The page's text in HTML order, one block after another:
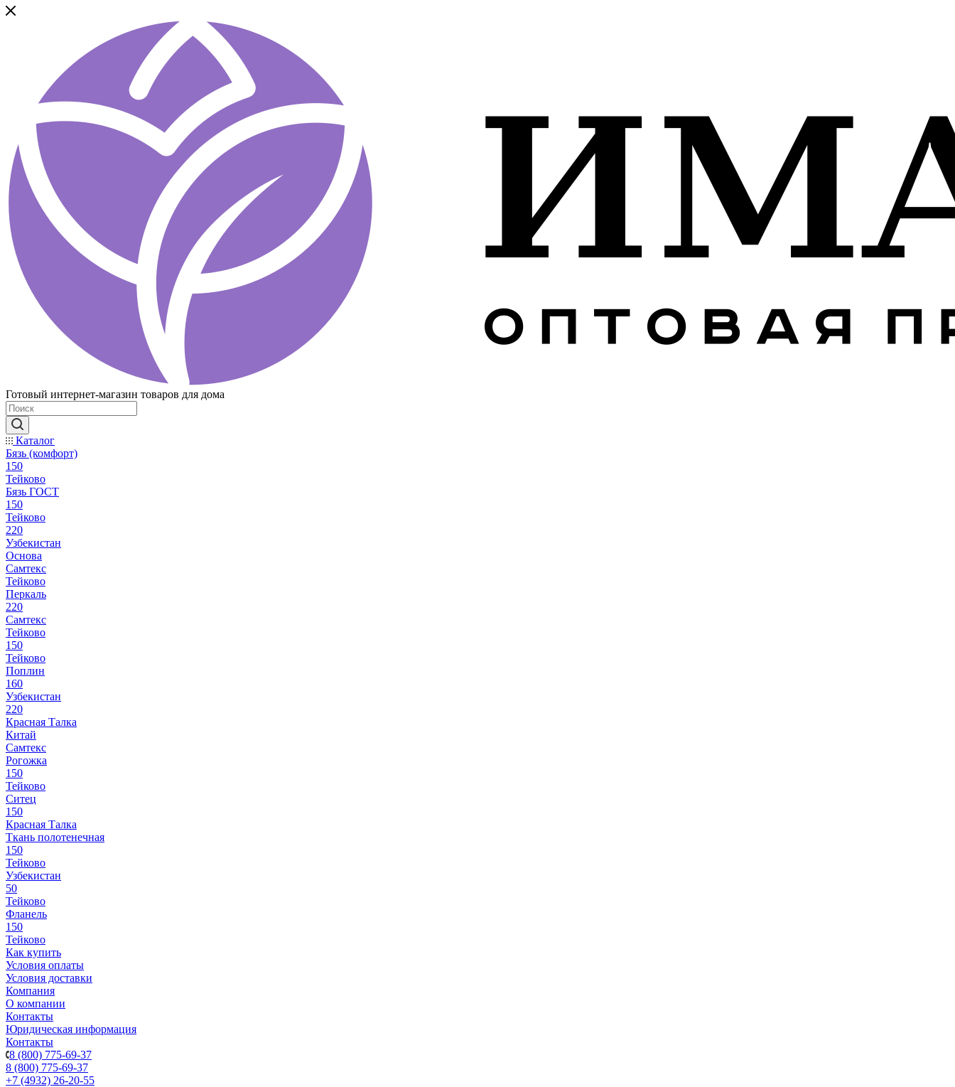
Готовый интернет-магазин товаров для дома
Каталог
Бязь (комфорт)
150
Тейково
Бязь ГОСТ
150
Тейково
220
Узбекистан
Основа
Самтекс
Тейково
Перкаль
220
Самтекс
Тейково
150
Тейково
Поплин
160
Узбекистан
220
Красная Талка
Китай
Самтекс
Рогожка
150
Тейково
Ситец
150
Красная Талка
Ткань полотенечная
150
Тейково
Узбекистан
50
Тейково
Фланель
150
Тейково
Как купить
Условия оплаты
Условия доставки
Компания
О компании
Контакты
Юридическая информация
Контакты
8 (800) 775-69-37
8 (800) 775-69-37
+7 (4932) 26-20-55